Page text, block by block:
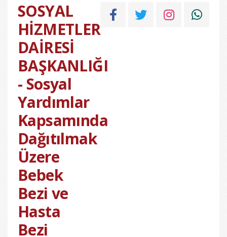
SOSYAL
HİZMETLER
DAİRESİ
BAŞKANLIĞI
- Sosyal
Yardımlar
Kapsamında
Dağıtılmak
Üzere
Bebek
Bezi ve
Hasta
Bezi